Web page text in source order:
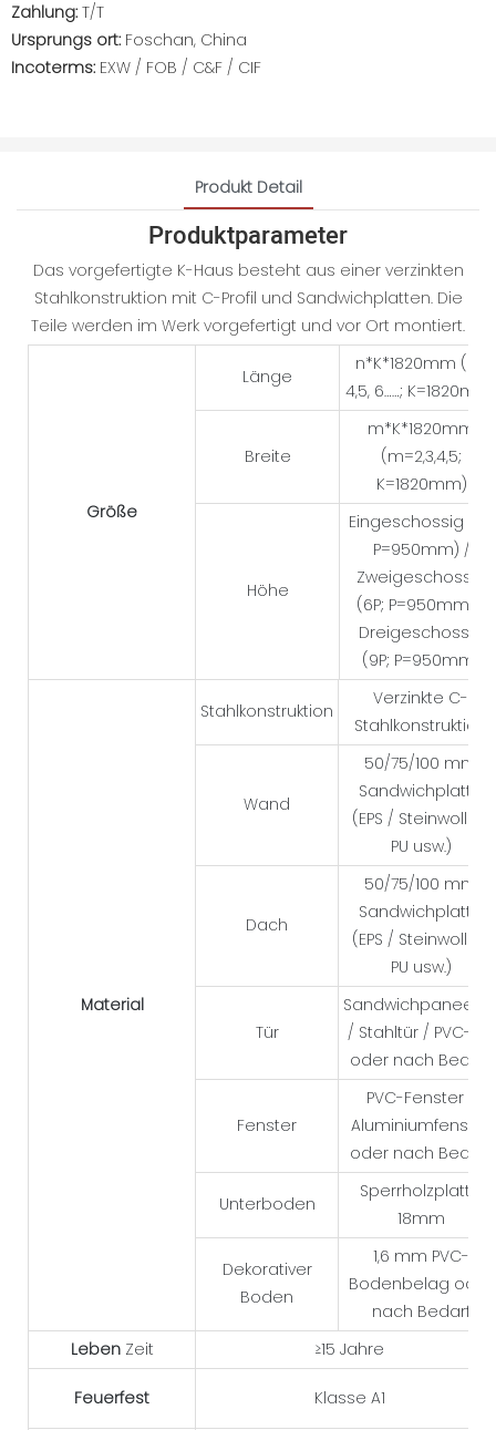
Zahlung: T/T
Ursprungs ort: Foschan, China
Incoterms: EXW / FOB / C&F / CIF
Produkt Detail
Produktparameter
Das vorgefertigte K-Haus besteht aus einer verzinkten
Stahlkonstruktion mit C-Profil und Sandwichplatten. Die
Teile werden im Werk vorgefertigt und vor Ort montiert.
Größe
Länge
n*K*1820mm (n=
4,5, 6……;
Breite
m*K*1820mm
(m=2,3,4,5;
K=1820mm)
Höhe
Eingeschossig (3P;
P=950mm) /
Zweigeschossig
(6P; P=950mm) /
Dreigeschossig
(9P; P=950mm)
Material
Stahlkonstruktion
Verzinkte C-
Stahlkonstruktion
Wand
50/75/100 mm
Sandwichplatte
(EPS / Steinwolle /
PU usw.)
Dach
50/75/100 mm
Sandwichplatte
(EPS / Steinwolle /
PU usw.)
Tür
/ Stahltür / PVC-Tür
oder nach Bedarf
Fenster
PVC-Fenster /
Aluminiumfenster
oder nach Bedarf
Unterboden
Sperrholzplatte
18mm
Dekorativer
Boden
1,6 mm PVC-
Bodenbelag oder
nach Bedarf
Leben Zeit ≥15 Jahre
Feuerfest Klasse A1